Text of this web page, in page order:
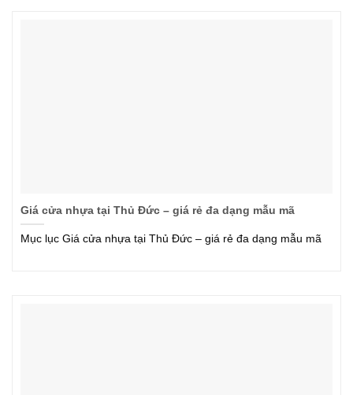
Giá cửa nhựa tại Thủ Đức – giá rẻ đa dạng mẫu mã
Mục lục Giá cửa nhựa tại Thủ Đức – giá rẻ đa dạng mẫu mã